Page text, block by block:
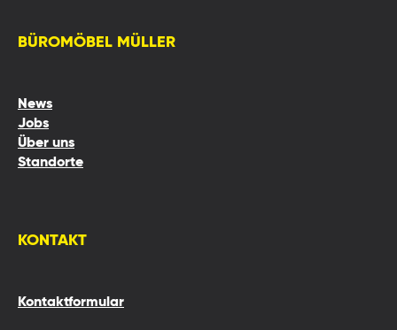
BÜROMÖBEL MÜLLER
News
Jobs
Über uns
Standorte
KONTAKT
Kontaktformular